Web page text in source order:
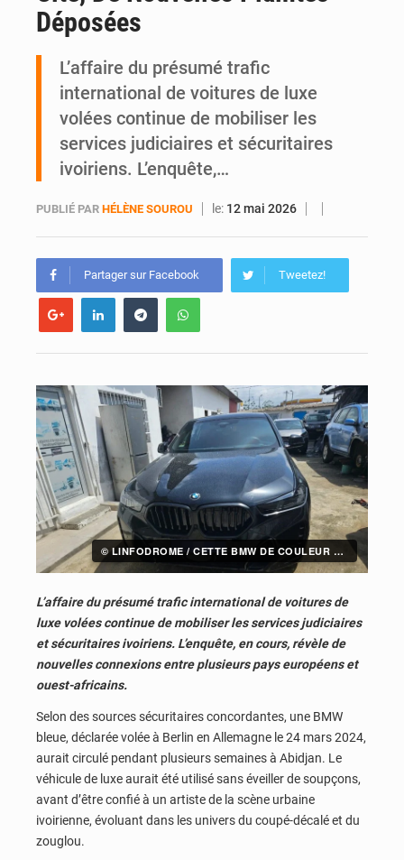
Déposées
L’affaire du présumé trafic
international de voitures de luxe
volées continue de mobiliser les
services judiciaires et sécuritaires
ivoiriens. L’enquête,…
PUBLIÉ PAR HÉLÈNE SOUROU le: 12 mai 2026
Partager sur Facebook Tweetez!
© LINFODROME / CETTE BMW DE COULEUR BLEUE, DÉCLARÉE VOLÉE À BERLIN, EN ALLEMAGNE, LE 24 MARS 2024
L’affaire du présumé trafic international de voitures de
luxe volées continue de mobiliser les services judiciaires
et sécuritaires ivoiriens. L’enquête, en cours, révèle de
nouvelles connexions entre plusieurs pays européens et
ouest-africains.
Selon des sources sécuritaires concordantes, une BMW
bleue, déclarée volée à Berlin en Allemagne le 24 mars 2024,
aurait circulé pendant plusieurs semaines à Abidjan. Le
véhicule de luxe aurait été utilisé sans éveiller de soupçons,
avant d’être confié à un artiste de la scène urbaine
ivoirienne, évoluant dans les univers du coupé-décalé et du
zouglou.